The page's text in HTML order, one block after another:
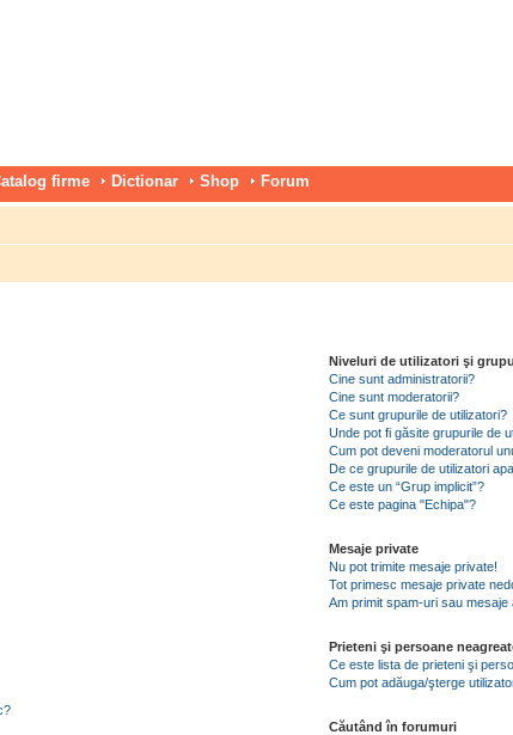
firme Dictionar Shop Forum
Niveluri de utilizatori şi
Cine sunt administratorii?
Cine sunt moderatorii?
Ce sunt grupurile de utilizatori?
Unde pot fi găsite grupurile de
Cum pot deveni moderatorul
De ce grupurile de utilizatori
Ce este un “Grup implicit”?
Ce este pagina "Echipa"?
Mesaje private
Nu pot trimite mesaje private!
Tot primesc mesaje private
Am primit spam-uri sau
Prieteni şi persoane
Ce este lista de prieteni şi
Cum pot adăuga/şterge
Căutând în forumuri